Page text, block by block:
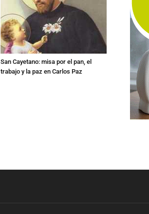
San Cayetano: misa por el pan, el
trabajo y la paz en Carlos Paz